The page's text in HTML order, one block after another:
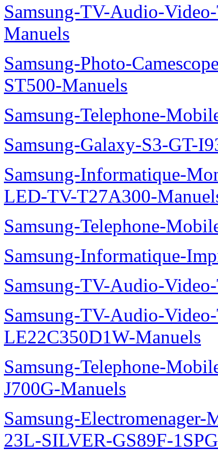
Samsung-TV-Audio-
Manuels
Samsung-Photo-
ST500-Manuels
Samsung-Telephone-
Samsung-Galaxy-S3-GT-
Samsung-Informatique-
LED-TV-T27A300-
Samsung-Telephone-
Samsung-Informatique-
Samsung-TV-Audio-
Samsung-TV-Audio-
LE22C350D1W-Manuels
Samsung-Telephone-
J700G-Manuels
Samsung-
23L-SILVER-GS89F-